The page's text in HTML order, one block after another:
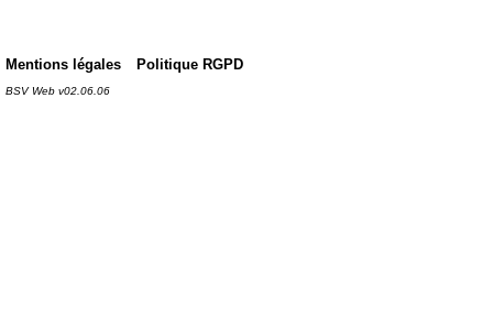
Mentions légales Politique RGPD
BSV Web v02.06.06